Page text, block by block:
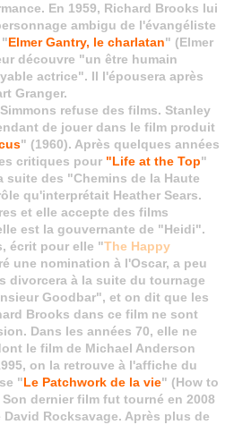
En 1959, Richard Brooks lui
ambigu de l'évangéliste
"Elmer Gantry, le charlatan" (Elmer
découvre "un être humain
actrice". Il l'épousera après
Granger.
refuse des films. Stanley
de jouer dans le film produit
" (1960). Après quelques années
critiques pour "Life at the Top"
suite des "Chemins de la Haute
qu'interprétait Heather Sears.
et elle accepte des films
est la gouvernante de "Heidi".
écrit pour elle "The Happy
une nomination à l'Oscar, a peu
divorcera à la suite du tournage
Goodbar", et on dit que les
Brooks dans ce film ne sont
Dans les années 70, elle ne
le film de Michael Anderson
on la retrouve à l'affiche du
"Le Patchwork de la vie" (How to
dernier film fut tourné en 2008
David Rocksavage. Après plus de